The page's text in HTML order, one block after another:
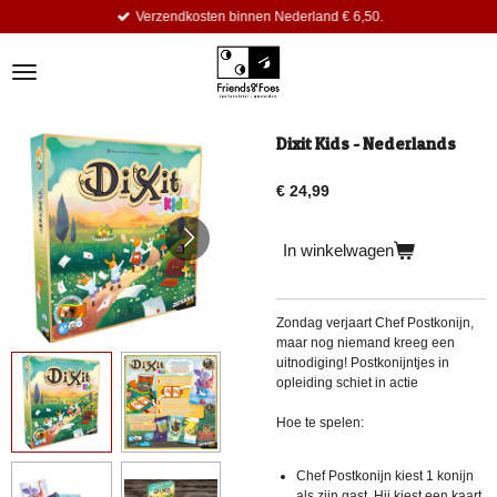
de
Verzendkosten binnen Nederland € 6,50.
Dixit Kids - Nederlands
€ 24,99
In winkelwagen
Zondag verjaart Chef Postkonijn,
maar nog niemand kreeg een
uitnodiging! Postkonijntjes in
opleiding schiet in actie
Hoe te spelen:
Chef Postkonijn kiest 1 konijn